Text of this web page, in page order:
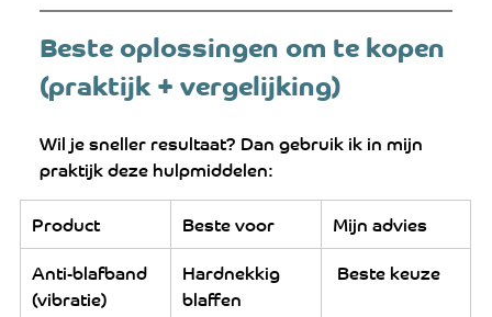
Beste oplossingen om te kopen
(praktijk + vergelijking)
Wil je sneller resultaat? Dan gebruik ik in mijn
praktijk deze hulpmiddelen:
Product
Beste voor
Mijn advies
Anti-blafband
(vibratie)
Hardnekkig
blaffen
Beste keuze